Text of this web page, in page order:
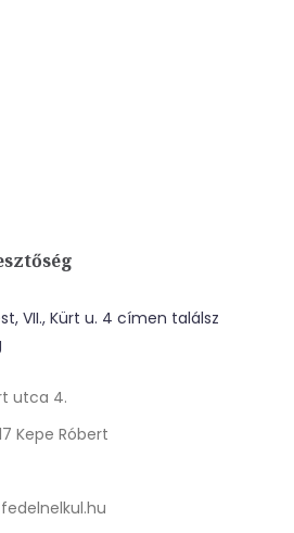
VII., Kürt u. 4 címen találsz
utca 4.
Kepe Róbert